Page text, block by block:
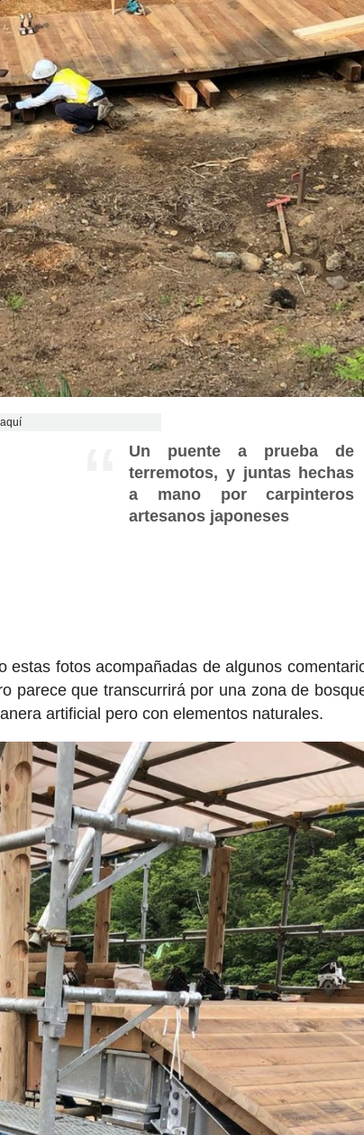
Un puente a prueba de
terremotos, y juntas hechas
a mano por carpinteros
artesanos japoneses
fotos acompañadas de algunos
parece que transcurrirá por una zona de
artificial pero con elementos naturales.